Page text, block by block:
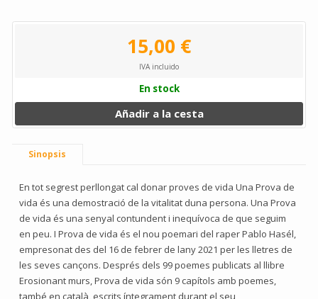
15,00 €
IVA incluido
En stock
Añadir a la cesta
Sinopsis
En tot segrest perllongat cal donar proves de vida Una Prova de
vida és una demostració de la vitalitat duna persona. Una Prova
de vida és una senyal contundent i inequívoca de que seguim
en peu. I Prova de vida és el nou poemari del raper Pablo Hasél,
empresonat des del 16 de febrer de lany 2021 per les lletres de
les seves cançons. Després dels 99 poemes publicats al llibre
Erosionant murs, Prova de vida són 9 capítols amb poemes,
també en català, escrits íntegrament durant el seu